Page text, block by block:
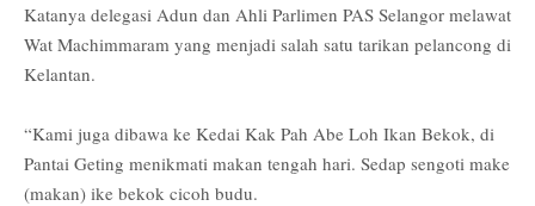
Katanya delegasi Adun dan Ahli Parlimen PAS Selangor melawat
Wat Machimmaram yang menjadi salah satu tarikan pelancong di
Kelantan.
“Kami juga dibawa ke Kedai Kak Pah Abe Loh Ikan Bekok, di
Pantai Geting menikmati makan tengah hari. Sedap sengoti make
(makan) ike bekok cicoh budu.